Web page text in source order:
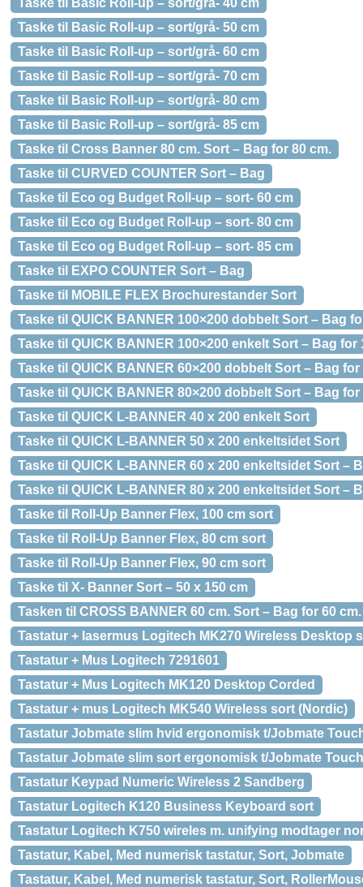
Taske til Basic Roll-up – sort/grå- 40 cm
Taske til Basic Roll-up – sort/grå- 50 cm
Taske til Basic Roll-up – sort/grå- 60 cm
Taske til Basic Roll-up – sort/grå- 70 cm
Taske til Basic Roll-up – sort/grå- 80 cm
Taske til Basic Roll-up – sort/grå- 85 cm
Taske til Cross Banner 80 cm. Sort – Bag for 80 cm.
Taske til CURVED COUNTER Sort – Bag
Taske til Eco og Budget Roll-up – sort- 60 cm
Taske til Eco og Budget Roll-up – sort- 80 cm
Taske til Eco og Budget Roll-up – sort- 85 cm
Taske til EXPO COUNTER Sort – Bag
Taske til MOBILE FLEX Brochurestander Sort
Taske til QUICK BANNER 100×200 dobbelt Sort – Bag
Taske til QUICK BANNER 100×200 enkelt Sort – Bag for
Taske til QUICK BANNER 60×200 dobbelt Sort – Bag for
Taske til QUICK BANNER 80×200 dobbelt Sort – Bag for
Taske til QUICK L-BANNER 40 x 200 enkelt Sort
Taske til QUICK L-BANNER 50 x 200 enkeltsidet Sort
Taske til QUICK L-BANNER 60 x 200 enkeltsidet Sort –
Taske til QUICK L-BANNER 80 x 200 enkeltsidet Sort –
Taske til Roll-Up Banner Flex, 100 cm sort
Taske til Roll-Up Banner Flex, 80 cm sort
Taske til Roll-Up Banner Flex, 90 cm sort
Taske til X- Banner Sort – 50 x 150 cm
Tasken til CROSS BANNER 60 cm. Sort – Bag for 60 cm.
Tastatur + lasermus Logitech MK270 Wireless Desktop
Tastatur + Mus Logitech 7291601
Tastatur + Mus Logitech MK120 Desktop Corded
Tastatur + mus Logitech MK540 Wireless sort (Nordic)
Tastatur Jobmate slim hvid ergonomisk t/Jobmate
Tastatur Jobmate slim sort ergonomisk t/Jobmate Touch
Tastatur Keypad Numeric Wireless 2 Sandberg
Tastatur Logitech K120 Business Keyboard sort
Tastatur Logitech K750 wireles m. unifying modtager
Tastatur, Kabel, Med numerisk tastatur, Sort, Jobmate
Tastatur, Kabel, Med numerisk tastatur, Sort,